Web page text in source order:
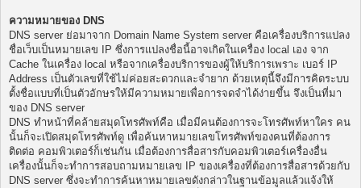
ความหมายของ DNS
DNS server ย่อมาจาก Domain Name System server คือเครื่องบริการแปลง
ชื่อเว็บเป็นหมายเลข IP ซึ่งการแปลงชื่อนี้อาจเกิดในเครื่อง local เอง จาก
Cache ในเครื่อง local หรือจากเครื่องบริการของผู้ให้บริการเพราะ เบอร์ IP
Address เป็นตัวเลขที่ใช้ไม่ค่อยสะดวกและจำยาก ด้วยเหตุนี้จึงมีการคิดระบบ
ตั้งชื่อแบบที่เป็นตัวอักษรให้มีความหมายเพื่อการจดจำได้ง่ายขึ้น จึงเป็นที่มา
ของ DNS server
DNS ทำหน้าที่คล้ายสมุดโทรศัพท์คือ เมื่อมีคนต้องการจะโทรศัพท์หาใคร คน
นั้นก็จะเปิดสมุดโทรศัพท์ดู เพื่อค้นหาหมายเลขโทรศัพท์ของคนที่ต้องการ
ติดต่อ คอมพิวเตอร์ก็เช่นกัน เมื่อต้องการสื่อสารกับคอมพิวเตอร์เครื่องอื่น
เครื่องนั้นก็จะทำการสอบถามหมายเลข IP ของเครื่องที่ต้องการสื่อสารด้วยกับ
DNS server ซึ่งจะทำการค้นหาหมายเลขดังกล่าวในฐานข้อมูลแล้วแจ้งให้